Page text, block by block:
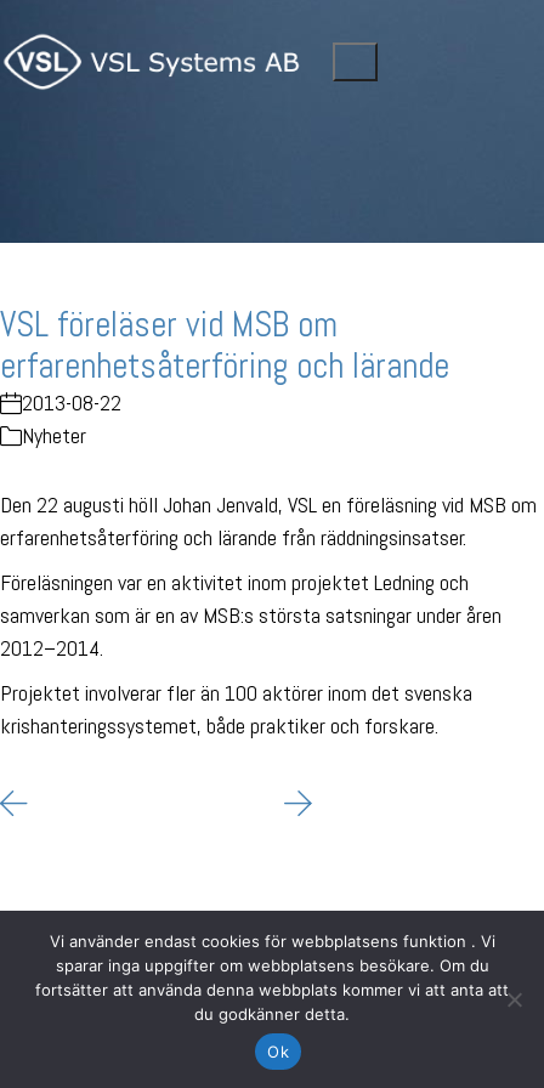
VSL föreläser vid MSB om
erfarenhetsåterföring och lärande
2013-08-22
Nyheter
Den 22 augusti höll Johan Jenvald, VSL en föreläsning vid MSB om
erfarenhetsåterföring och lärande från räddningsinsatser.
Föreläsningen var en aktivitet inom projektet Ledning och
samverkan som är en av MSB:s största satsningar under åren
2012–2014.
Projektet involverar fler än 100 aktörer inom det svenska
krishanteringssystemet, både praktiker och forskare.
Vi använder endast cookies för webbplatsens funktion . Vi
sparar inga uppgifter om webbplatsens besökare. Om du
fortsätter att använda denna webbplats kommer vi att anta att
du godkänner detta.
Ok